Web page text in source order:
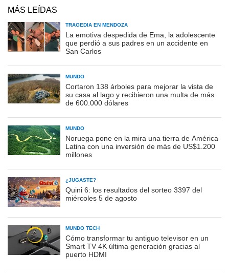
MÁS LEÍDAS
TRAGEDIA EN MENDOZA
La emotiva despedida de Ema, la adolescente
que perdió a sus padres en un accidente en
San Carlos
MUNDO
Cortaron 138 árboles para mejorar la vista de
su casa al lago y recibieron una multa de más
de 600.000 dólares
MUNDO
Noruega pone en la mira una tierra de América
Latina con una inversión de más de US$1.200
millones
¿JUGASTE?
Quini 6: los resultados del sorteo 3397 del
miércoles 5 de agosto
MUNDO TECH
Cómo transformar tu antiguo televisor en un
Smart TV 4K última generación gracias al
puerto HDMI